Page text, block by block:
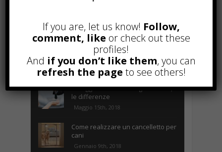
POPOLARI
A&R nel Business Music: tutto
quello che c’è da sapere!
Agosto 27th, 2017
Noleggio a breve e lungo termine,
le differenze
Maggio 15th, 2018
Come realizzare un cancelletto per
cani
Gennaio 9th, 2018
If you are, let us know! Follow,
comment, like or check out these
profiles!
And if you don’t like them, you can
refresh the page to see others!